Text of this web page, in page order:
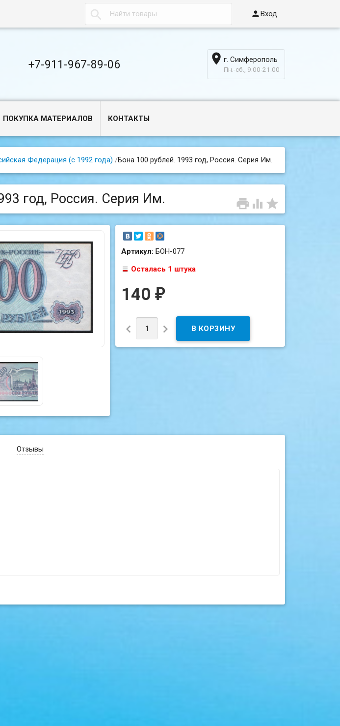
 Вход
+7-911-967-89-06  г. Симферополь
Пн.-сб., 9.00-21.00
ПОКУПКА МАТЕРИАЛОВ КОНТАКТЫ
Федерация (с 1992 года) /Бона 100 рублей. 1993 год, Россия. Серия Им.
  
год, Россия. Серия Им.
Артикул:БОН-077
Осталась 1 штука
140₽
 
Отзывы